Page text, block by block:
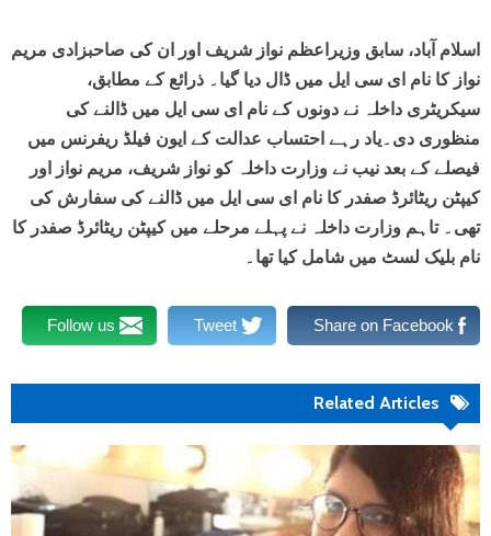
اسلام آباد، سابق وزیراعظم نواز شریف اور ان کی صاحبزادی مریم
نواز کا نام ای سی ایل میں ڈال دیا گیا۔ ذرائع کے مطابق،
سیکریٹری داخلہ نے دونوں کے نام ای سی ایل میں ڈالنے کی
منظوری دی۔یاد رہے احتساب عدالت کے ایون فیلڈ ریفرنس میں
فیصلے کے بعد نیب نے وزارت داخلہ کو نواز شریف، مریم نواز اور
کیپٹن ریٹائرڈ صفدر کا نام ای سی ایل میں ڈالنے کی سفارش کی
تھی۔ تاہم وزارت داخلہ نے پہلے مرحلے میں کیپٹن ریٹائرڈ صفدر کا
نام بلیک لسٹ میں شامل کیا تھا۔
Share on Facebook
Tweet
Follow us
Related Articles